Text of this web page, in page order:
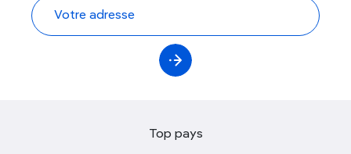
Top pays